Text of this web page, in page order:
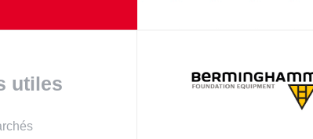
utiles